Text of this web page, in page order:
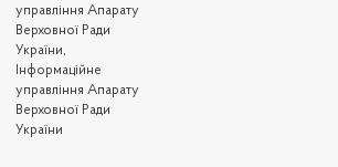
управління Апарату
Верховної Ради
України,
Інформаційне
управління Апарату
Верховної Ради
України